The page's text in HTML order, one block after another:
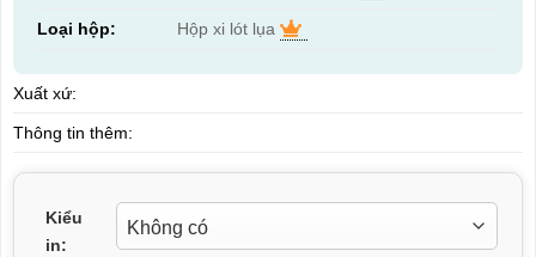
Loại hộp: Hộp xi lót lụa
Xuất xứ:
Thông tin thêm:
Kiểu
in: